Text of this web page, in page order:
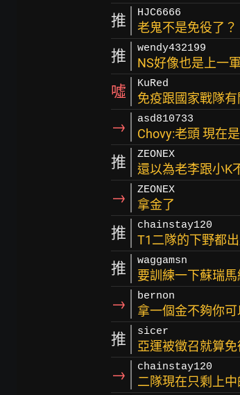
推 HJC6666
老鬼不是免役了？
推 wendy432199
NS好像也是上一軍
噓 KuRed
免疫跟國家戰隊
→ asd810733
Chovy:老頭 現在
推 ZEONEX
還以為老李跟小K
→ ZEONEX
拿金了
推 chainstay120
T1二隊的下野都
推 waggamsn
要訓練一下蘇瑞
→ bernon
拿一個金不夠你
推 sicer
亞運被徵召就算
→ chainstay120
二隊現在只剩上